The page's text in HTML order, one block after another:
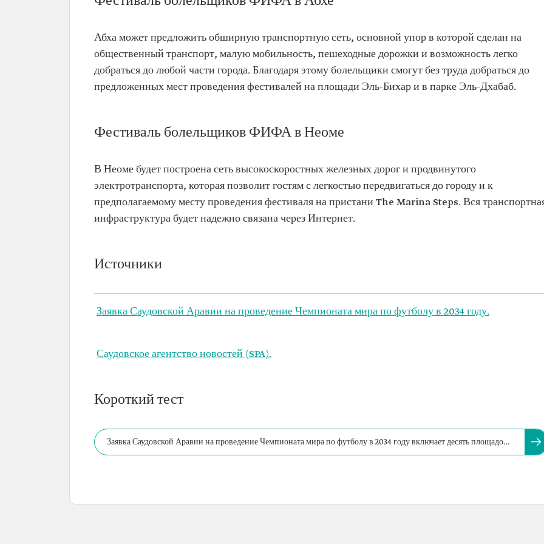
Абха может предложить обширную транспортную сеть, основной упор в которой сделан на
общественный транспорт, малую мобильность, пешеходные дорожки и возможность легко
добраться до любой части города. Благодаря этому болельщики смогут без труда добраться до
предложенных мест проведения фестивалей на площади Эль-Бихар и в парке Эль-Дхабаб.
Фестиваль болельщиков ФИФА в Неоме
В Неоме будет построена сеть высокоскоростных железных дорог и продвинутого
электротранспорта, которая позволит гостям с легкостью передвигаться до городу и к
предполагаемому месту проведения фестиваля на пристани The Marina Steps. Вся
инфраструктура будет надежно связана через Интернет.
Источники
Заявка Саудовской Аравии на проведение Чемпионата мира по футболу в 2034 году.
Саудовское агентство новостей (SPA).
Короткий тест
Заявка Саудовской Аравии на проведение Чемпионата мира по футболу в 2034 году включает десять площадок